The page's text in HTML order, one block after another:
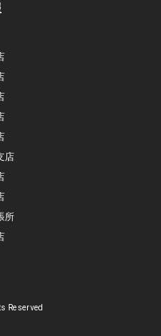
店
所
Reserved